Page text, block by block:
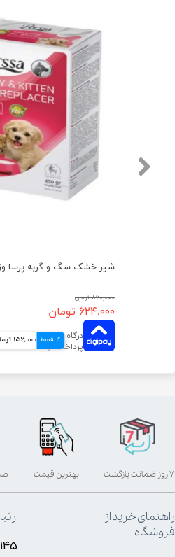
شیر خشک سگ و گربه پرسا وزن 450
۸۶۰,۰۰۰ تومان
۶۲۴,۰۰۰ تومان
4 قسط 156,000 تومانی
بهترین قیمت ۷ روز ضمانت بازگشت
راهنمای خرید از
فروشگاه